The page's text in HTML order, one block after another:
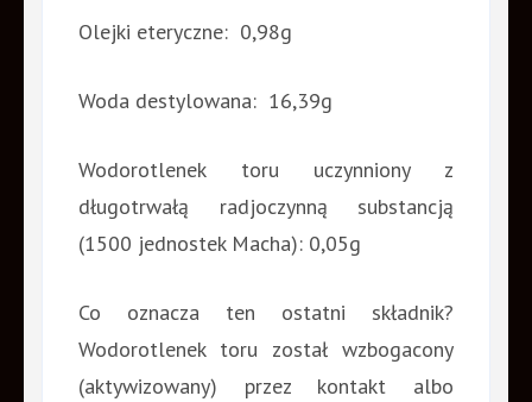
Olejki eteryczne: 0,98g
Woda destylowana: 16,39g
Wodorotlenek toru uczynniony z
długotrwałą radjoczynną substancją
(1500 jednostek Macha): 0,05g
Co oznacza ten ostatni składnik?
Wodorotlenek toru został wzbogacony
(aktywizowany) przez kontakt albo